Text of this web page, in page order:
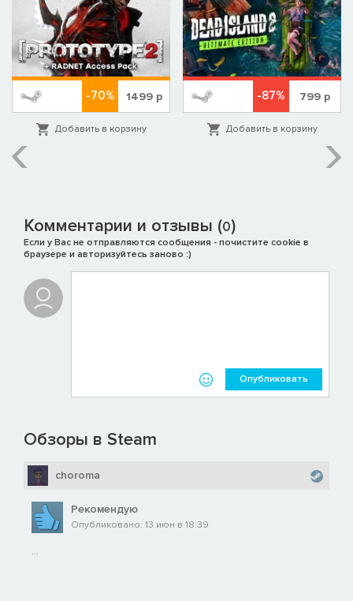
-70% 1499р
Добавить в корзину
-87% 799 р
Добавить в корзину
Комментарии и отзывы (0)
Если у Вас не отправляются сообщения - почистите cookie в
браузере и авторизуйтесь заново :)
Опубликовать
Обзоры в Steam
choroma
Рекомендую
Опубликовано: 13 июн в 18:39
...